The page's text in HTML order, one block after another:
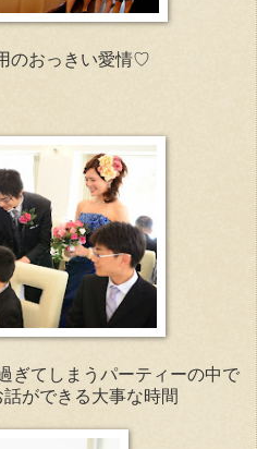
のおっきい愛情♡
ぎてしまうパーティーの中で
ができる大事な時間